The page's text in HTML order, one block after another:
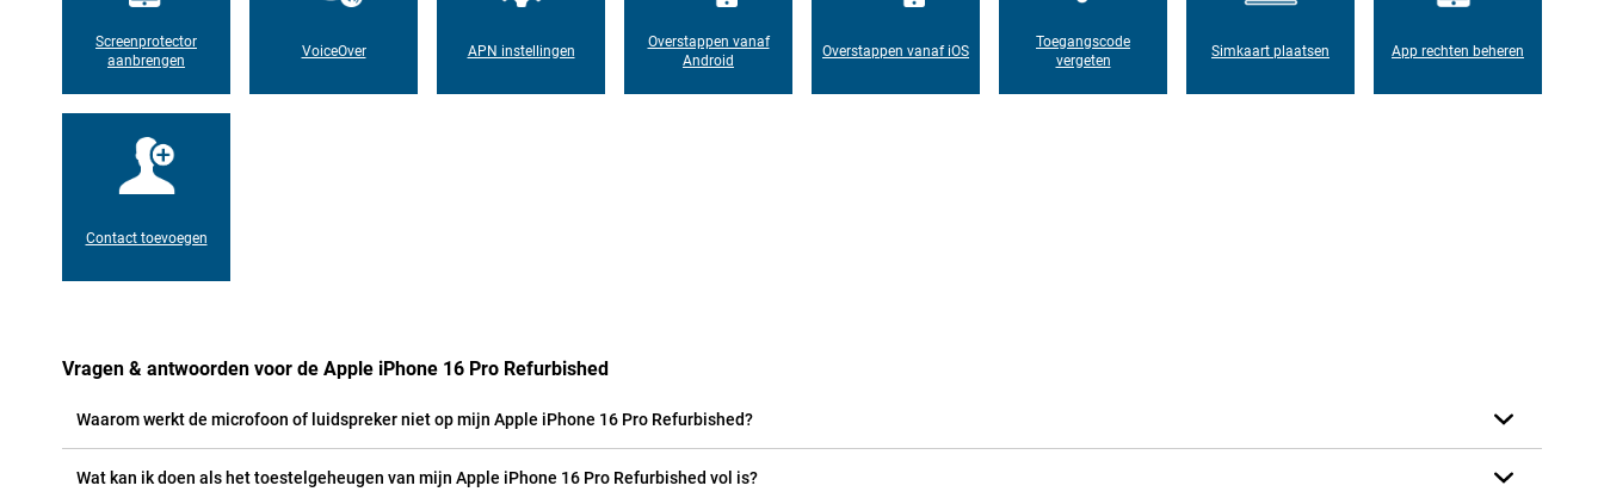
Screenprotector
aanbrengen
VoiceOver APN instellingen
Overstappen vanaf
Android
Overstappen vanaf iOS
Toegangscode
vergeten
Simkaart plaatsen App rechten beheren
Contact toevoegen
Vragen & antwoorden voor de Apple iPhone 16 Pro Refurbished
Waarom werkt de microfoon of luidspreker niet op mijn Apple iPhone 16 Pro Refurbished?
Wat kan ik doen als het toestelgeheugen van mijn Apple iPhone 16 Pro Refurbished vol is?